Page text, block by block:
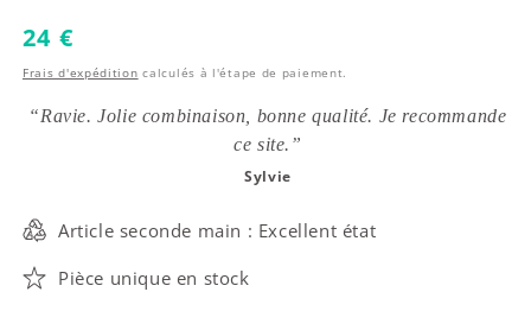
Prix habituel
24 €
Frais d'expédition calculés à l'étape de paiement.
“Ravie. Jolie combinaison, bonne qualité. Je recommande
ce site.”
Sylvie
Article seconde main : Excellent état
Pièce unique en stock